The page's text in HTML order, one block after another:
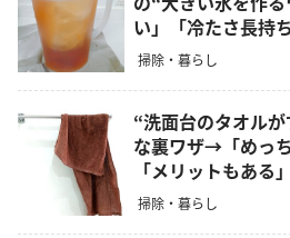
い」「冷たさ長持ち
掃除・暮らし
“洗面台のタオル
な裏ワザ→「めっ
「メリットもある」
掃除・暮らし